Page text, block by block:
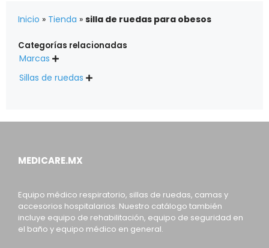
Inicio » Tienda » silla de ruedas para obesos
Categorías relacionadas
Marcas 
Sillas de ruedas 
MEDICARE.MX
Equipo médico respiratorio, sillas de ruedas, camas y
accesorios hospitalarios. Nuestro catálogo también
incluye equipo de rehabilitación, equipo de seguridad en
el baño y equipo médico en general.